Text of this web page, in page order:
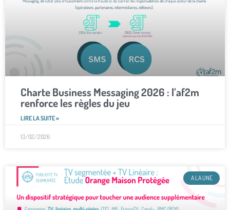
Charte Business Messaging 2026 : l’af2m
renforce les règles du jeu
LIRE LA SUITE »
13/02/2026
A LA UNE